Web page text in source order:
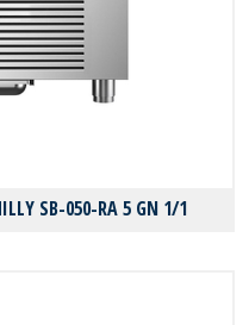
SB-050-RA 5 GN 1/1